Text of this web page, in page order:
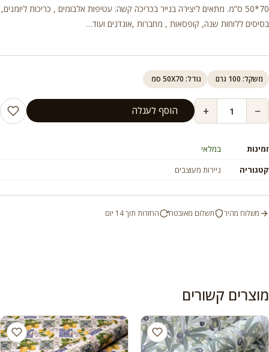
70*50 ס”מ. מתאים ליצירה בנייר בכריכה קשה: עטיפות אלבומים , כריכות ליומנים,
בסיסים ללוחות שנה, קופסאות , מחברות ,אוגדנים ועוד…
משקל: 100 גרם גודל: 50X70 סמ
−
+ הוסף לעגלה
זמינות
במלאי
קטגוריה
ניירות מעוצבים
משלוח מהיר תשלום מאובטח החזרות תוך 14 יום
מוצרים קשורים